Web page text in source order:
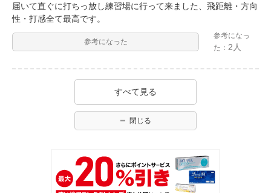
届いて直ぐに打ちっ放し練習場に行って来ました、飛距離・方向
性・打感全て最高です。
参考になった
参考になっ
た： 2人
すべて見る
閉じる